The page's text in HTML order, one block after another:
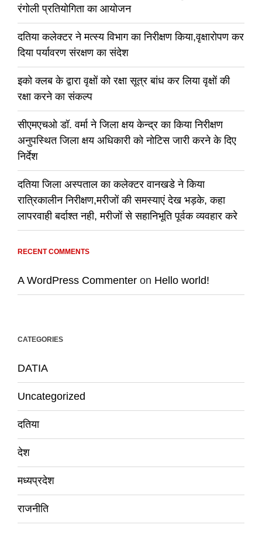
रंगोली प्रतियोगिता का आयोजन
दतिया कलेक्टर ने मत्स्य विभाग का निरीक्षण किया,वृक्षारोपण कर
दिया पर्यावरण संरक्षण का संदेश
इको क्लब के द्वारा वृक्षों को रक्षा सूत्र बांध कर लिया वृक्षों की
रक्षा करने का संकल्प
सीएमएचओ डॉ. वर्मा ने जिला क्षय केन्द्र का किया निरीक्षण
अनुपस्थित जिला क्षय अधिकारी को नोटिस जारी करने के दिए
निर्देश
दतिया जिला अस्पताल का कलेक्टर वानखडे ने किया
रात्रिकालीन निरीक्षण,मरीजों की समस्याएं देख भड़के, कहा
लापरवाही बर्दाश्त नही, मरीजों से सहानिभूति पूर्वक व्यवहार करे
RECENT COMMENTS
A WordPress Commenter on Hello world!
CATEGORIES
DATIA
Uncategorized
दतिया
देश
मध्यप्रदेश
राजनीति